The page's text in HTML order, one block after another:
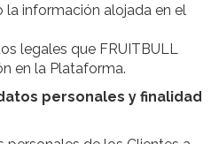
la información alojada en el
legales que FRUITBULL
en la Plataforma.
personales y finalidad